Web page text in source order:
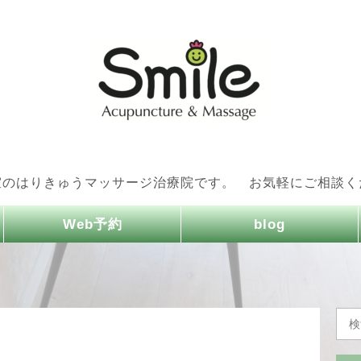
のはりきゅうマッサージ治療院です。 お気軽にご相談く
Web予約 blog